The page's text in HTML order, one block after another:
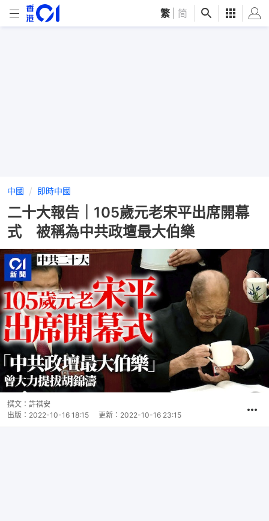
繁 简
中國 即時中國
二十大報告｜105歲元老宋平出席開幕
式 被稱為中共政壇最大伯樂
撰文： 許祺安
出版： 2022-10-16 18:15 更新： 2022-10-16 23:15